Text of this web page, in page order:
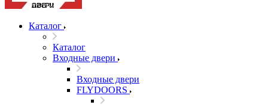
Каталог
Каталог
Входные двери
Входные двери
FLYDOORS